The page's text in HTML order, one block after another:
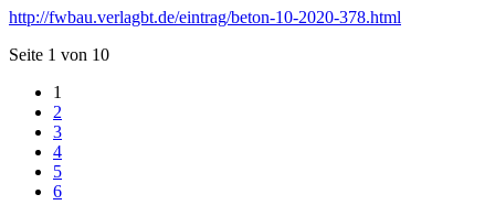
http://fwbau.verlagbt.de/eintrag/beton-10-2020-378.html
Seite 1 von 10
1
2
3
4
5
6